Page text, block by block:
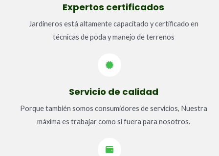
Expertos certificados
Jardineros está altamente capacitado y certificado en
técnicas de poda y manejo de terrenos
Servicio de calidad​
Porque también somos consumidores de servicios, Nuestra
máxima es trabajar como si fuera para nosotros.